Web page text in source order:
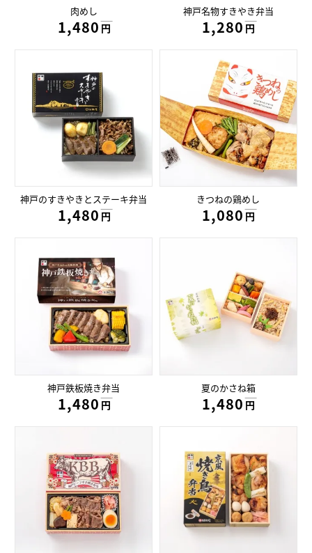
肉めし
1,480円
円
神戸名物すきやき弁当
1,280円
円
神戸のすきやきとステーキ弁当
1,480円
円
きつねの鶏めし
1,080円
円
神戸鉄板焼き弁当
1,480円
円
夏のかさね箱
1,480円
円